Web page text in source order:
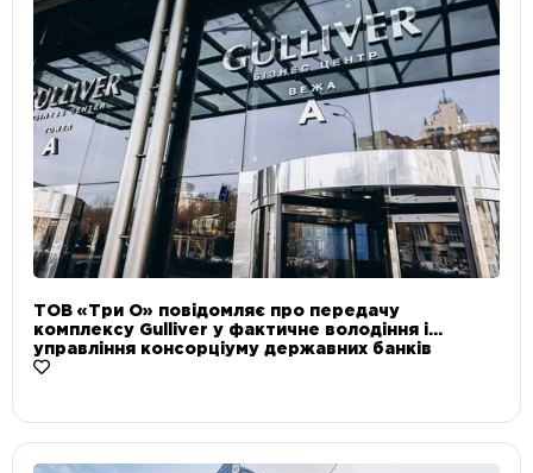
ТОВ «Три О» повідомляє про передачу
комплексу Gulliver у фактичне володіння і
управління консорціуму державних банків